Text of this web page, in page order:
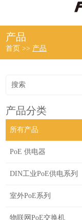
产品
首页 >> 产品
产品分类
所有产品
PoE 供电器
DIN工业PoE供电系列
室外PoE系列
物联网PoE交换机